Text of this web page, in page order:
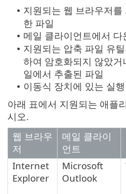
• 지원되는 웹 브라우저
한 파일
• 메일 클라이언트에서 다
• 지원되는 압축 파일 유
하여 암호화되지 않았
일에서 추출된 파일
• 이동식 장치에 있는 실
아래 표에서 지원되는 애플
시오.
웹 브라우
저
메일 클라이
언트
Internet
Explorer
Microsoft
Outlook